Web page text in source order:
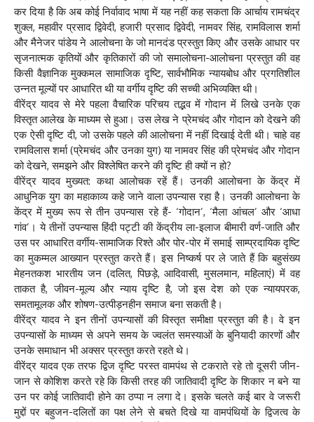
कर दिया है कि अब कोई निर्वावाद भाषा में यह नहीं कह सकता कि आर्चाय रामचंद्र
शुक्ल, महावीर प्रसाद द्विवेदी, हजारी प्रसाद द्विवेदी, नामवर सिंह, रामविलास शर्मा
और मैनेजर पांडेय ने आलोचना के जो मानदंड प्रस्तुत किए और उसके आधार पर
सृजनात्मक कृतियों और कृतिकारों की जो समालोचना-आलोचना प्रस्तुत की वह
किसी वैज्ञानिक मुक्कमल सामाजिक दृष्टि, सार्वभौमिक न्यायबोध और प्रगतिशील
उन्नत मूल्यों पर आधारित थी या वर्गीय दृष्टि की सच्ची अभिव्यक्ति थी।
वीरेंद्र यादव से मेरे पहला वैचारिक परिचय तद्भव में गोदान में लिखे उनके एक
विस्तृत आलेख के माध्यम से हुआ। उस लेख ने प्रेमचंद और गोदान को देखने की
एक ऐसी दृष्टि दी, जो उसके पहले की आलोचना में नहीं दिखाई देती थी। चाहे वह
रामविलास शर्मा (प्रेमचंद और उनका युग) या नामवर सिंह की प्रेमचंद और गोदान
को देखने, समझने और विश्लेषित करने की दृष्टि ही क्यों न हो?
वीरेंद्र यादव मुख्यत: कथा आलोचक रहें हैं। उनकी आलोचना के केंद्र में
आधुनिक युग का महाकाव्य कहे जाने वाला उपन्यास रहा है। उनकी आलोचना के
केंद्र में मुख्य रूप से तीन उपन्यास रहे हैं- ‘गोदान’, ‘मैला आंचल’ और ‘आधा
गांव’। ये तीनों उपन्यास हिंदी पट्टी की केंद्रीय ला-इलाज बीमारी वर्ण-जाति और
उस पर आधारित वर्गीय-सामाजिक रिश्ते और पोर-पोर में समाई साम्प्रदायिक दृष्टि
का मुकम्मल आख्यान प्रस्तुत करते हैं। इस निष्कर्ष पर ले जाते हैं कि बहुसंख्य
मेहनतकश भारतीय जन (दलित, पिछड़े, आदिवासी, मुसलमान, महिलाएं) में वह
ताकत है, जीवन-मूल्य और न्याय दृष्टि है, जो इस देश को एक न्यायपरक,
समतामूलक और शोषण-उत्पीड़नहीन समाज बना सकती है।
वीरेंद्र यादव ने इन तीनों उपन्यासों की विस्तृत समीक्षा प्रस्तुत की है। वे इन
उपन्यासों के माध्यम से अपने समय के ज्वलंत समस्याओं के बुनियादी कारणों और
उनके समाधान भी अक्सर प्रस्तुत करते रहते थे।
वीरेंद्र यादव एक तरफ द्विज दृष्टि परस्त वामपंथ से टकराते रहे तो दूसरी जीन-
जान से कोशिश करते रहे कि किसी तरह की जातिवादी दृष्टि के शिकार न बने या
उन पर कोई जातिवादी होने का ठप्पा न लगा दे। इसके चलते कई बार वे जरूरी
मुद्दों पर बहुजन-दलितों का पक्ष लेने से बचते दिखे या वामपंथियों के द्विजत्व के